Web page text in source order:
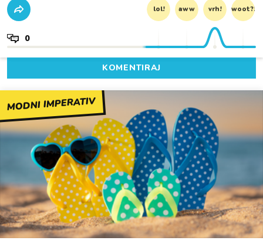
lol! aww vrh! woot?!
0
KOMENTIRAJ
MODNI IMPERATIV